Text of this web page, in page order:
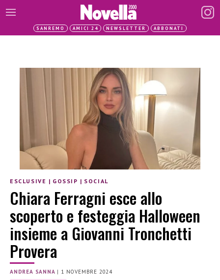
SANREMO AMICI 24 NEWSLETTER ABBONATI
ESCLUSIVE | GOSSIP | SOCIAL
Chiara Ferragni esce allo
scoperto e festeggia Halloween
insieme a Giovanni Tronchetti
Provera
ANDREA SANNA | 1 NOVEMBRE 2024